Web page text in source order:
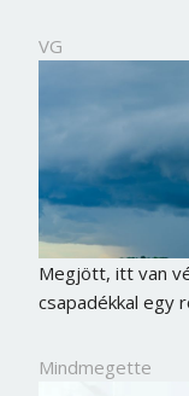
VG
Megjött, itt van
csapadékkal egy
Mindmegette